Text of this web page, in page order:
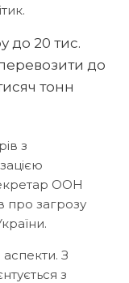
до 20 тис.
до
тонн
з
ООН
про загрозу
З
з